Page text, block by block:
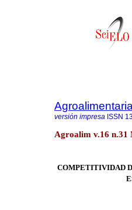
Agroalimentaria
versión impresa ISSN
Agroalim v.16 n.31
COMPETITIVIDAD